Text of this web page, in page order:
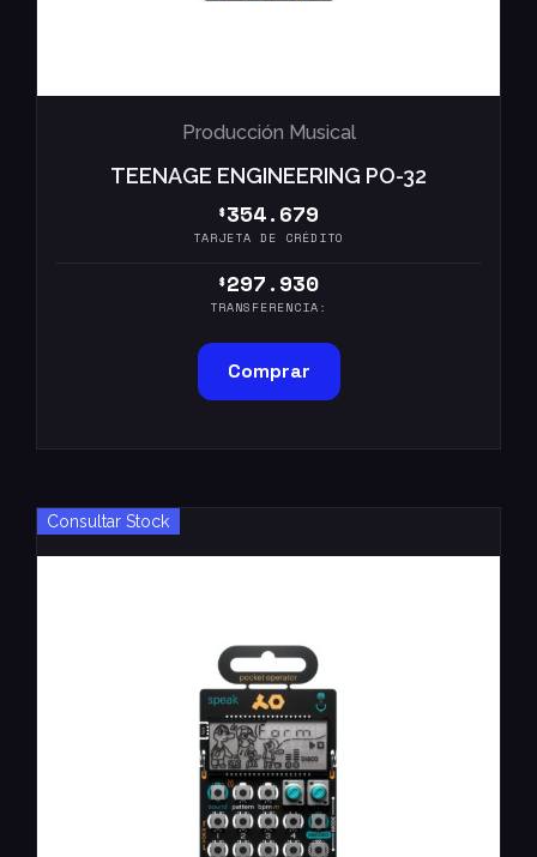
Producción Musical
TEENAGE ENGINEERING PO-32
$354.679
TARJETA DE CRÉDITO
$297.930
TRANSFERENCIA:
Comprar
Consultar Stock